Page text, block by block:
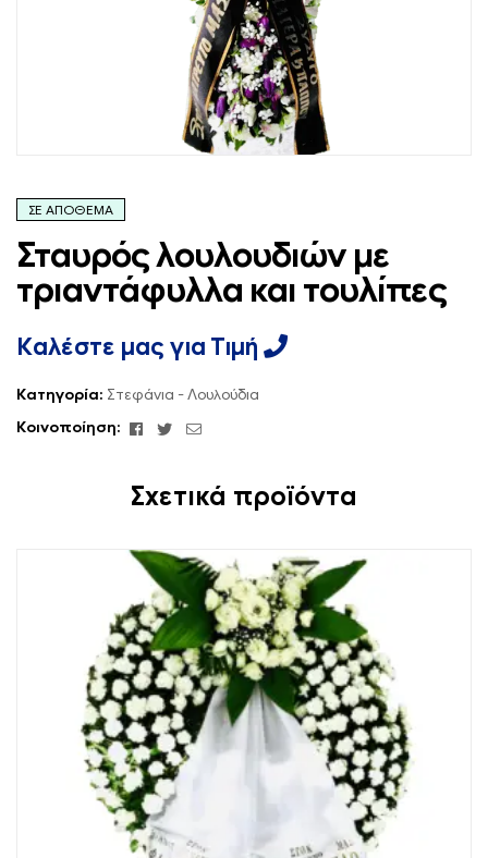
ΣΕ ΑΠΌΘΕΜΑ
Σταυρός λουλουδιών με
τριαντάφυλλα και τουλίπες
Καλέστε μας για Τιμή
Κατηγορία: Στεφάνια - Λουλούδια
Κοινοποίηση:
FacebookΚελάδημα
ΗΛΕΚΤΡΟΝΙΚΗ
Σχετικά προϊόντα